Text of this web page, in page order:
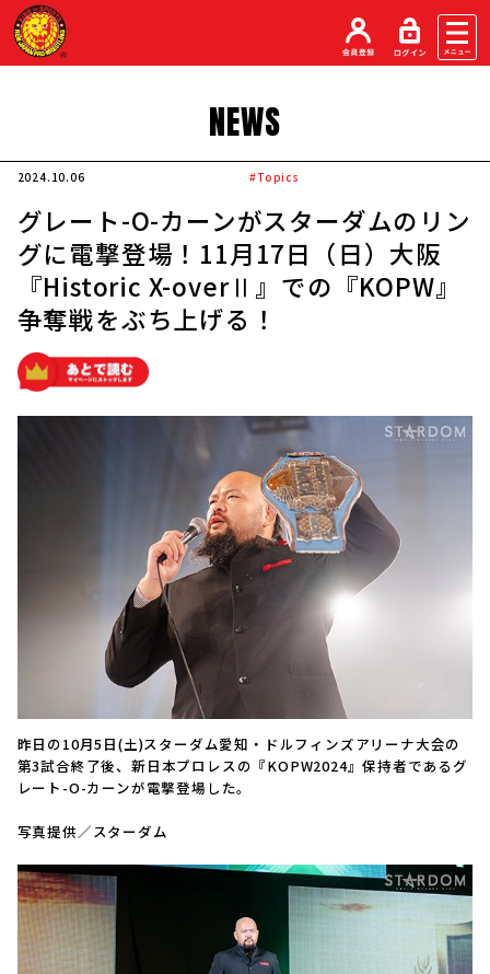
NEWS
2024.10.06 #Topics
グレート-O-カーンがスターダムのリン
グに電撃登場！11月17日（日）大阪
『Historic X-overⅡ』での『KOPW』
争奪戦をぶち上げる！
昨日の10月5日(土)スターダム愛知・ドルフィンズアリーナ大会の
第3試合終了後、新日本プロレスの『KOPW2024』保持者であるグ
レート-O-カーンが電撃登場した。
写真提供／スターダム